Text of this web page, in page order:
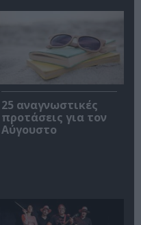
25 αναγνωστικές
προτάσεις για τον
Αύγουστο